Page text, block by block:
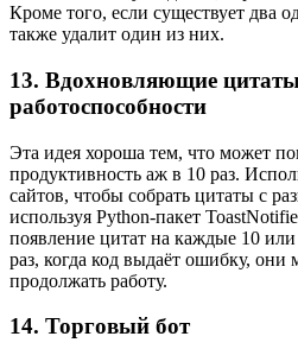
Кроме того, если существует два
также удалит один из них.
13. Вдохновляющие
работоспособности
Эта идея хороша тем, что может
продуктивность аж в 10 раз.
сайтов, чтобы собрать цитаты с
используя Python-пакет
появление цитат на каждые 10
раз, когда код выдаёт ошибку, они
продолжать работу.
14. Торговый бот